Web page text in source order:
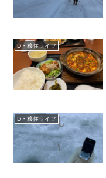
D・移住ライフ
D・移住ライフ